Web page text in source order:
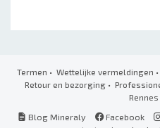
Termen • Wettelijke vermeldingen •
Retour en bezorging•
Blog Mineraly
Facebook